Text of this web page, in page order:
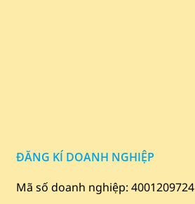
ĐĂNG KÍ DOANH NGHIỆP
Mã số doanh nghiệp: 4001209724